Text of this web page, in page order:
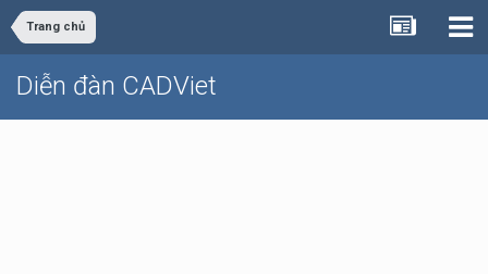
Trang chủ
Diễn đàn CADViet